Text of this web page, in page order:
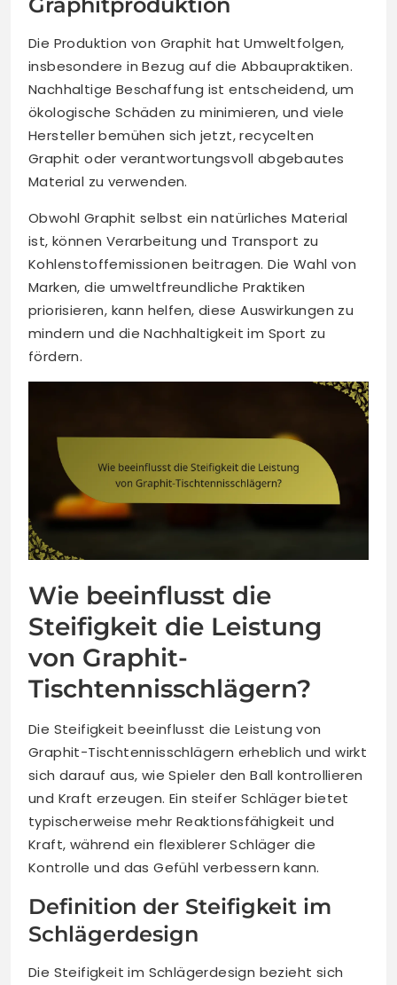
Die Produktion von Graphit hat Umweltfolgen,
insbesondere in Bezug auf die Abbaupraktiken.
Nachhaltige Beschaffung ist entscheidend, um
ökologische Schäden zu minimieren, und viele
Hersteller bemühen sich jetzt, recycelten
Graphit oder verantwortungsvoll abgebautes
Material zu verwenden.
Obwohl Graphit selbst ein natürliches Material
ist, können Verarbeitung und Transport zu
Kohlenstoffemissionen beitragen. Die Wahl von
Marken, die umweltfreundliche Praktiken
priorisieren, kann helfen, diese Auswirkungen zu
mindern und die Nachhaltigkeit im Sport zu
fördern.
Wie beeinflusst die
Steifigkeit die Leistung
von Graphit-
Tischtennisschlägern?
Die Steifigkeit beeinflusst die Leistung von
Graphit-Tischtennisschlägern erheblich und wirkt
sich darauf aus, wie Spieler den Ball kontrollieren
und Kraft erzeugen. Ein steifer Schläger bietet
typischerweise mehr Reaktionsfähigkeit und
Kraft, während ein flexiblerer Schläger die
Kontrolle und das Gefühl verbessern kann.
Definition der Steifigkeit im
Schlägerdesign
Die Steifigkeit im Schlägerdesign bezieht sich